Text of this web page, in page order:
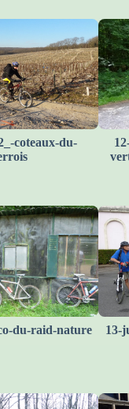
coteaux-du-
du-raid-nature 13-